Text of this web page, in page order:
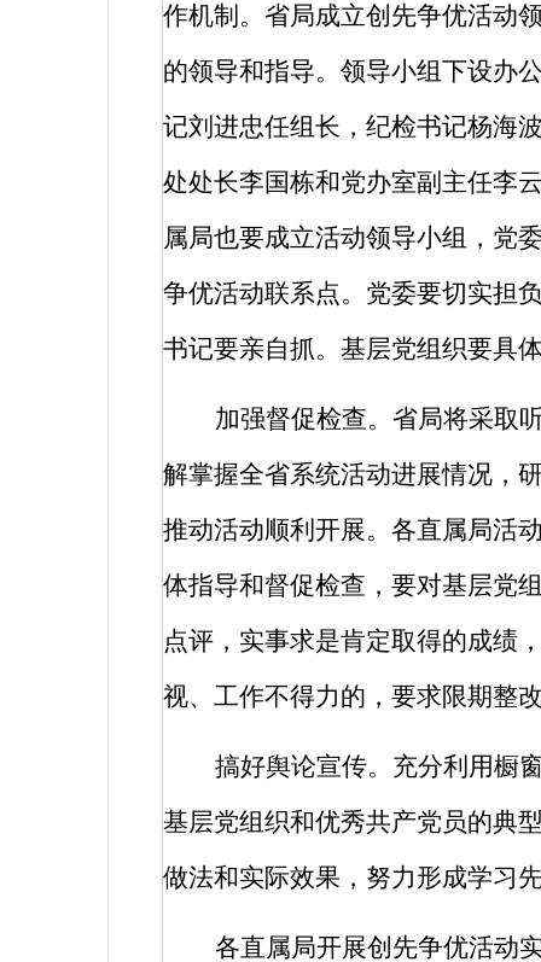
作机制。省局成立创先争优活动
的领导和指导。领导小组下设办
记刘进忠任组长，纪检书记杨海
处处长李国栋和党办室副主任李
属局也要成立活动领导小组，党
争优活动联系点。党委要切实担
书记要亲自抓。基层党组织要具
加强督促检查。省局将采取
解掌握全省系统活动进展情况，
推动活动顺利开展。各直属局活
体指导和督促检查，要对基层党
点评，实事求是肯定取得的成绩
视、工作不得力的，要求限期整
搞好舆论宣传。充分利用橱
基层党组织和优秀共产党员的典
做法和实际效果，努力形成学习
各直属局开展创先争优活动